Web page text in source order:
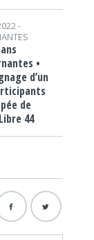
-
•
d’un
de
44